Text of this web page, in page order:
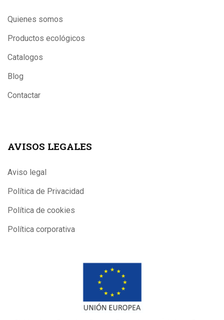
Quienes somos
Productos ecológicos
Catalogos
Blog
Contactar
AVISOS LEGALES
Aviso legal
Política de Privacidad
Política de cookies
Política corporativa